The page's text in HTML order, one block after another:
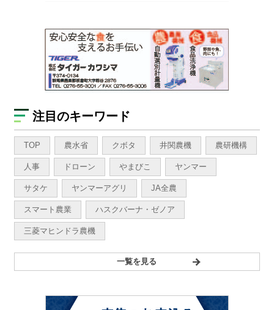
注目のキーワード
TOP 農水省 クボタ 井関農機 農研機構
人事 ドローン やまびこ ヤンマー
サタケ ヤンマーアグリ JA全農
スマート農業 ハスクバーナ・ゼノア
三菱マヒンドラ農機
一覧を見る